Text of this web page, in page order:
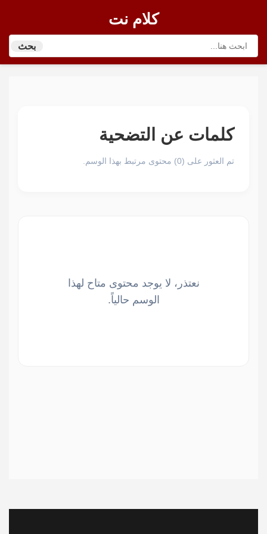
كلام نت
بحث
كلمات عن التضحية
تم العثور على (0) محتوى مرتبط بهذا الوسم.
نعتذر، لا يوجد محتوى متاح لهذا
الوسم حالياً.